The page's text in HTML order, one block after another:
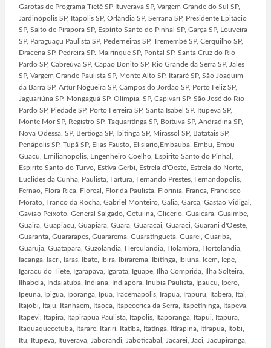
Garotas de Programa Tietê SP Ituverava SP, Vargem Grande do Sul SP,
Jardinópolis SP, Itápolis SP, Orlândia SP, Serrana SP, Presidente Epitácio
SP, Salto de Pirapora SP, Espírito Santo do Pinhal SP, Garça SP, Louveira
SP, Paraguaçu Paulista SP, Pederneiras SP, Tremembé SP, Cerquilho SP,
Dracena SP, Pedreira SP. Mairinque SP, Pontal SP, Santa Cruz do Rio
Pardo SP, Cabreúva SP, Capão Bonito SP, Rio Grande da Serra SP, Jales
SP, Vargem Grande Paulista SP, Monte Alto SP, Itararé SP, São Joaquim
da Barra SP, Artur Nogueira SP, Campos do Jordão SP, Porto Feliz SP,
Jaguariúna SP, Mongaguá SP. Olímpia. SP, Capivari SP, São José do Rio
Pardo SP, Piedade SP, Porto Ferreira SP, Santa Isabel SP. Itupeva SP,
Monte Mor SP, Registro SP, Taquaritinga SP, Boituva SP, Andradina SP,
Nova Odessa. SP, Bertioga SP, Ibitinga SP, Mirassol SP, Batatais SP,
Penápolis SP, Tupã SP, Elias Fausto, Elisiario,Embauba, Embu, Embu-
Guacu, Emilianopolis, Engenheiro Coelho, Espirito Santo do Pinhal,
Espirito Santo do Turvo, Estiva Gerbi, Estrela d'Oeste, Estrela do Norte,
Euclides da Cunha, Paulista, Fartura, Fernando Prestes, Fernandopolis,
Fernao, Flora Rica, Floreal, Florida Paulista. Florinia, Franca, Francisco
Morato, Franco da Rocha, Gabriel Monteiro, Galia, Garca, Gastao Vidigal,
Gaviao Peixoto, General Salgado, Getulina, Glicerio, Guaicara, Guaimbe,
Guaira, Guapiacu, Guapiara, Guara, Guaracai, Guaraci, Guarani d'Oeste,
Guaranta, Guararapes, Guararema, Guaratingueta, Guarei, Guariba,
Guaruja, Guatapara, Guzolandia, Herculandia, Holambra, Hortolandia,
Iacanga, Iacri, Iaras, Ibate, Ibira. Ibirarema, Ibitinga, Ibiuna, Icem, Iepe,
Igaracu do Tiete, Igarapava, Igarata, Iguape, Ilha Comprida, Ilha Solteira,
Ilhabela, Indaiatuba, Indiana, Indiapora, Inubia Paulista, Ipaucu, Ipero,
Ipeuna, Ipigua, Iporanga, Ipua, Iracemapolis, Irapua, Irapuru, Itabera, Itai,
Itajobi, Itaju, Itanhaem, Itaoca, Itapecerica da Serra, Itapetininga, Itapeva,
Itapevi, Itapira, Itapirapua Paulista, Itapolis, Itaporanga, Itapui, Itapura,
Itaquaquecetuba, Itarare, Itariri, Itatiba, Itatinga, Itirapina, Itirapua, Itobi,
Itu, Itupeva, Ituverava, Jaborandi, Jaboticabal, Jacarei, Jaci, Jacupiranga,